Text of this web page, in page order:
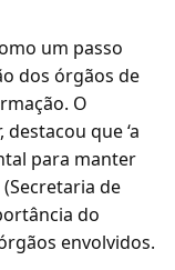
um passo
dos órgãos de
O
que ‘a
para manter
(Secretaria de
do
envolvidos.